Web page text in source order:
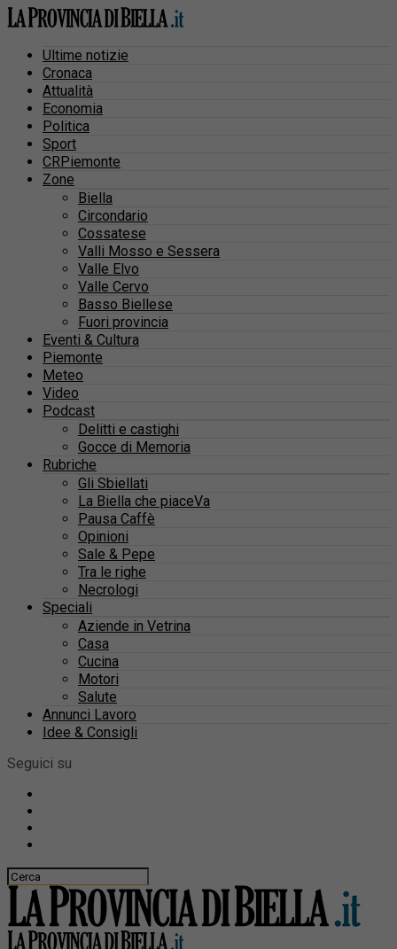
Ultime notizie
Cronaca
Attualità
Economia
Politica
Sport
CRPiemonte
Zone
Biella
Circondario
Cossatese
Valli Mosso e Sessera
Valle Elvo
Valle Cervo
Basso Biellese
Fuori provincia
Eventi & Cultura
Piemonte
Meteo
Video
Podcast
Delitti e castighi
Gocce di Memoria
Rubriche
Gli Sbiellati
La Biella che piaceVa
Pausa Caffè
Opinioni
Sale & Pepe
Tra le righe
Necrologi
Speciali
Aziende in Vetrina
Casa
Cucina
Motori
Salute
Annunci Lavoro
Idee & Consigli
Seguici su